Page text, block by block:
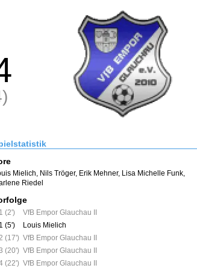
Mielich Nils Tröger, Erik Mehner, Lisa Michelle Funk
Riedel
(2')
VfB Empor Glauchau II
(5')
Louis Mielich
(17') VfB Empor Glauchau II
(20') VfB Empor Glauchau II
(22') VfB Empor Glauchau II